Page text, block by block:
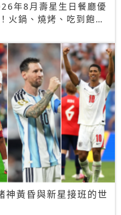
年8月壽星生日餐廳優
火鍋、燒烤、吃到飽，
神黃昏與新星接班的世